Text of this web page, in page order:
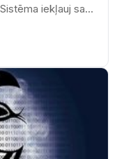
iekļauj savā